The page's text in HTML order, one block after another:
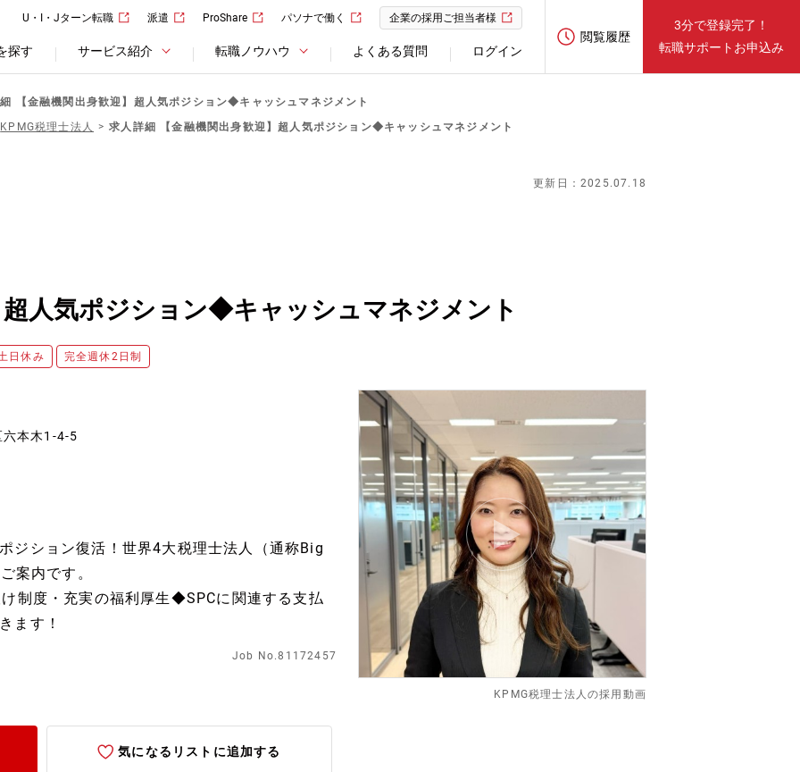
U・I・Jターン転職 派遣 ProShare パソナで働く 企業の採用ご担当者様
探す サービス紹介 転職ノウハウ よくある質問 ログイン
閲覧履歴
3分で登録完了！
転職サポートお申込み
【金融機関出身歓迎】超人気ポジション◆キャッシュマネジメント
KPMG税理士法人
求人詳細 【金融機関出身歓迎】超人気ポジション◆キャッシュマネジメント
更新日：2025.07.18
人気ポジション◆キャッシュマネジメント
日休み 完全週休2日制
本木1-4-5
ジション復活！世界4大税理士法人（通称Big
案内です。
制度・充実の福利厚生◆SPCに関連する支払
ます！
Job No.81172457
KPMG税理士法人の採用動画
気になるリストに追加する